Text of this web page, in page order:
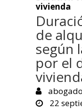
vivienda
de
según
por el
22